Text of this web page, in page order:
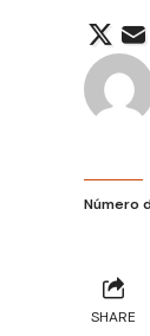
Número
SHARE